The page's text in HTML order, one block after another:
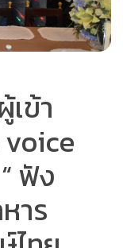
ข้า
ฟัง
าร